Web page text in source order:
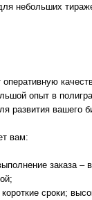
небольших
опыт в
развития вашего
вам:
заказа –
сроки;